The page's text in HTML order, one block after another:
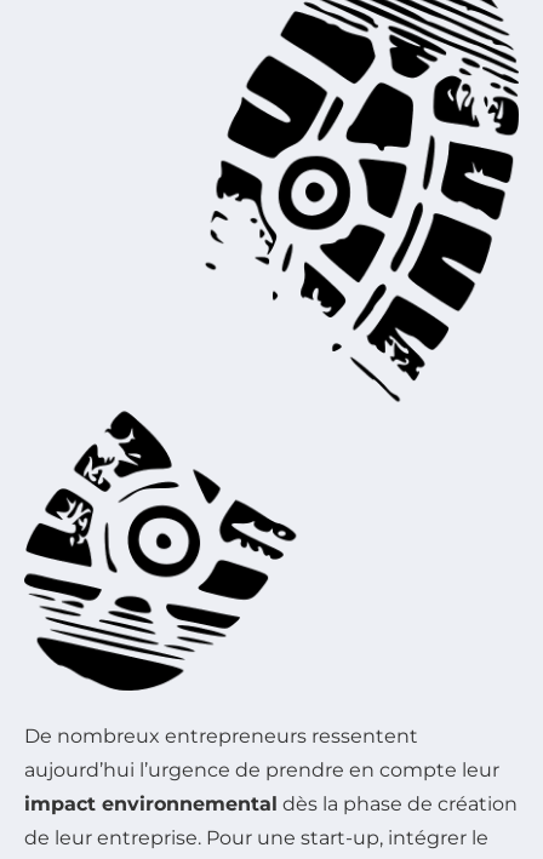
De nombreux entrepreneurs ressentent
aujourd’hui l’urgence de prendre en compte leur
impact environnemental dès la phase de création
de leur entreprise. Pour une start-up, intégrer le